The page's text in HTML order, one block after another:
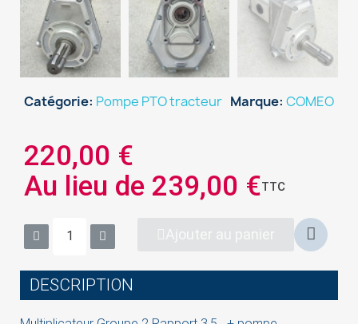
Catégorie Pompe PTO tracteur Marque COMEO
220,00 €
Au lieu de 239,00 €TTC
Ajouter au panier
DESCRIPTION